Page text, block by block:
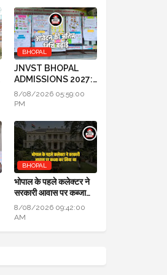
BHOPAL
JNVST BHOPAL
ADMISSIONS 2027:
कक्षा 6 में प्रवेश के लिए
आवेदन की अंतिम तिथि बढ़ाई
8/08/2026 05:59:00
PM
BHOPAL
भोपाल के पहले कलेक्टर ने
सरकारी आवास पर कब्जा
कर लिया था, हाई कोर्ट में
हुआ खुलासा
8/08/2026 09:42:00
AM